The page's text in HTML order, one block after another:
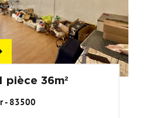
pièce 36m²
- 83500